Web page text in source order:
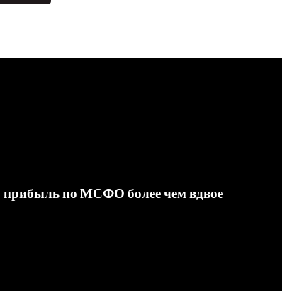
прибыль по МСФО более чем вдвое